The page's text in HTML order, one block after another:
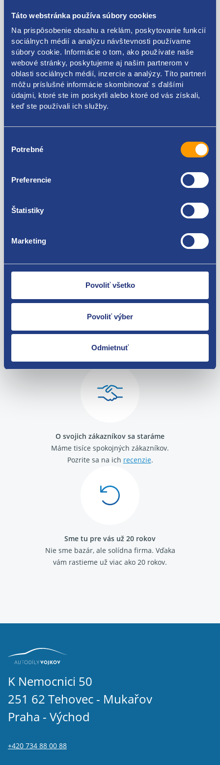
Táto webstránka používa súbory cookies
Na prispôsobenie obsahu a reklám, poskytovanie funkcií
sociálnych médií a analýzu návštevnosti používame
súbory cookie. Informácie o tom, ako používate naše
webové stránky, poskytujeme aj našim partnerom v
oblasti sociálnych médií, inzercie a analýzy. Títo partneri
môžu príslušné informácie skombinovať s ďalšími
údajmi, ktoré ste im poskytli alebo ktoré od vás získali,
keď ste používali ich služby.
súhlasu
Potrebné
Preferencie
Štatistiky
Marketing
Povoliť všetko
Povoliť výber
Odmietnuť
Popis produktu
sekundárne vzduchové čerpadlo
ŠKODA originál - 06A959253B, 06A959253E
Použiteľné pre vozidlá
Škoda Fabia I 1999-2007 2.0
Škoda Octavia II 2004-2013 1.6
Škoda Superb I 2001-2008 2.0
Škoda Superb I 2001-2008 2.8 V6
Volkswagen Passat B6 2005 - 2010 1.6 MPI
Volkswagen Passat B5 1996 - 2005 1.8
Volkswagen Passat B5 1996 - 2005 2.0
Volkswagen Passat B5 1996 - 2005 2.8 V6
Volkswagen Golf V 2003 - 2009 1.6
Audi A8 (D3) 2003 - 2010 2.8 FSI
Audi A8 (D3) 2003 - 2010 3.0
Audi A8 (D3) 2003 - 2010 S8
Audi A8 (D3) 2003 - 2010 6.0 W12
Audi A8 (D3) 2003 - 2010 4.2 FSI
Nie ste spokojní? Vyriešime to!
Tovar môžete vrátiť do 60 dní od
O svojich zákazníkov sa staráme
Máme tisíce spokojných zákazníkov.
Pozrite sa na ich recenzie.
Sme tu pre vás už 20 rokov
Nie sme bazár, ale solídna firma. Vďaka
vám rastieme už viac ako 20 rokov.
K Nemocnici 50
251 62 Tehovec - Mukařov
Praha - Východ
+420 734 88 00 88